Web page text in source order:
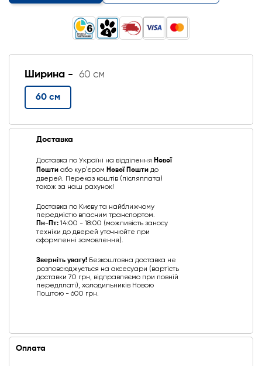
Ширина - 60 см
60 см
Доставка
Доставка по Україні на відділення Нової
Пошти або курʼєром Нової Пошти до
дверей. Переказ коштів (післяплата)
також за наш рахунок!
Доставка по Києву та найближчому
передмістю власним транспортом.
Пн-Пт: 14:00 - 18:00 (можливість заносу
техніки до дверей уточнюйте при
оформленні замовлення).
Зверніть увагу! Безкоштовна доставка не
розповсюджується на аксесуари (вартість
доставки 70 грн, відправляємо при повній
передплаті), холодильників Новою
Поштою - 600 грн.
Оплата